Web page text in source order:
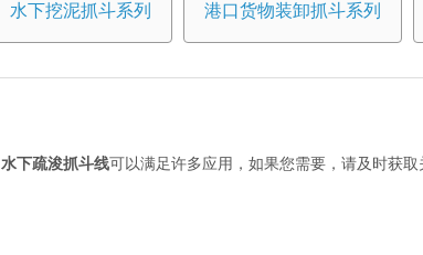
水下挖泥抓斗系列 港口货物装卸抓斗系列
水下疏浚抓斗线可以满足许多应用，如果您需要，请及时获取